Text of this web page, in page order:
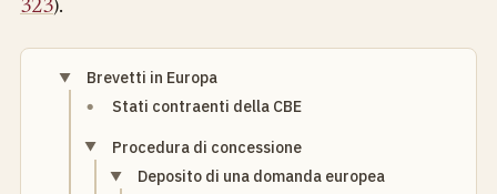
323).
Brevetti in Europa
Stati contraenti della CBE
Procedura di concessione
Deposito di una domanda europea